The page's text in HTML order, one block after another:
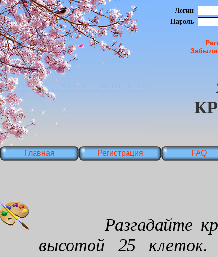
Логин
Пароль
Главная Регистрация FAQ
Разгадайте
высотой 25 клеток.